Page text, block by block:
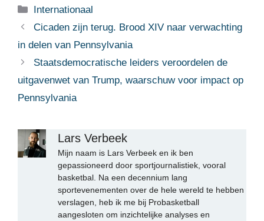
Categorieën
Internationaal
Cicaden zijn terug. Brood XIV naar verwachting
in delen van Pennsylvania
Staatsdemocratische leiders veroordelen de
uitgavenwet van Trump, waarschuw voor impact op
Pennsylvania
Lars Verbeek
Mijn naam is Lars Verbeek en ik ben
gepassioneerd door sportjournalistiek, vooral
basketbal. Na een decennium lang
sportevenementen over de hele wereld te hebben
verslagen, heb ik me bij Probasketball
aangesloten om inzichtelijke analyses en